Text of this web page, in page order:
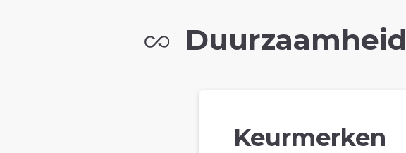
Duurzaamheid
Keurmerken